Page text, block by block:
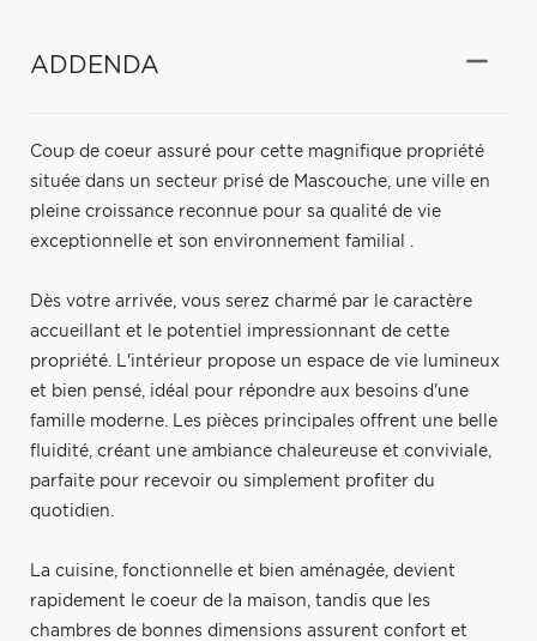
ADDENDA
Coup de coeur assuré pour cette magnifique propriété
située dans un secteur prisé de Mascouche, une ville en
pleine croissance reconnue pour sa qualité de vie
exceptionnelle et son environnement familial .
Dès votre arrivée, vous serez charmé par le caractère
accueillant et le potentiel impressionnant de cette
propriété. L'intérieur propose un espace de vie lumineux
et bien pensé, idéal pour répondre aux besoins d'une
famille moderne. Les pièces principales offrent une belle
fluidité, créant une ambiance chaleureuse et conviviale,
parfaite pour recevoir ou simplement profiter du
quotidien.
La cuisine, fonctionnelle et bien aménagée, devient
rapidement le coeur de la maison, tandis que les
chambres de bonnes dimensions assurent confort et